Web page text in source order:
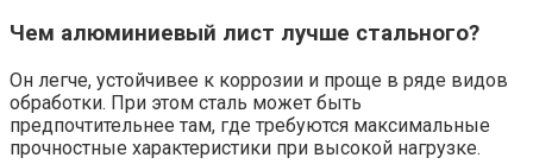
Чем алюминиевый лист лучше стального?
Он легче, устойчивее к коррозии и проще в ряде видов
обработки. При этом сталь может быть
предпочтительнее там, где требуются максимальные
прочностные характеристики при высокой нагрузке.